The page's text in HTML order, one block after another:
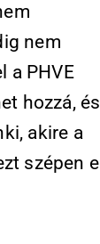
nem
a PHVE
hozzá, és
akire a
szépen el